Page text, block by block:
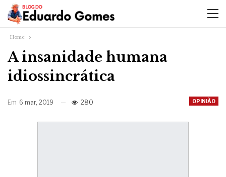
Home
A insanidade humana
idiossincrática
OPINIÃO
Em 6 mar, 2019 280